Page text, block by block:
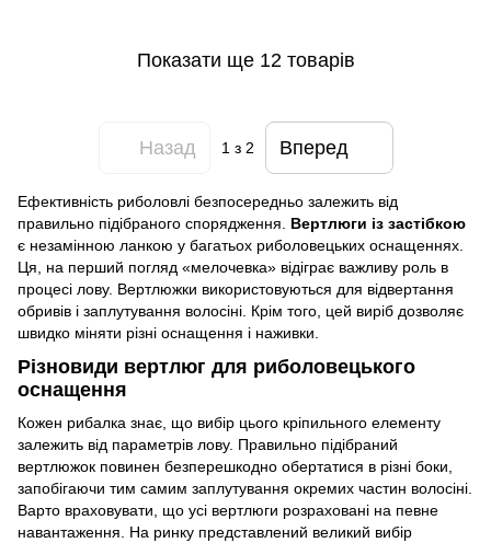
Показати ще 12 товарів
Назад 1 з 2 Вперед
Ефективність риболовлі безпосередньо залежить від
правильно підібраного спорядження. Вертлюги із застібкою
є незамінною ланкою у багатьох риболовецьких оснащеннях.
Ця, на перший погляд «мелочевка» відіграє важливу роль в
процесі лову. Вертлюжки використовуються для відвертання
обривів і заплутування волосіні. Крім того, цей виріб дозволяє
швидко міняти різні оснащення і наживки.
Різновиди вертлюг для риболовецького
оснащення
Кожен рибалка знає, що вибір цього кріпильного елементу
залежить від параметрів лову. Правильно підібраний
вертлюжок повинен безперешкодно обертатися в різні боки,
запобігаючи тим самим заплутування окремих частин волосіні.
Варто враховувати, що усі вертлюги розраховані на певне
навантаження. На ринку представлений великий вибір